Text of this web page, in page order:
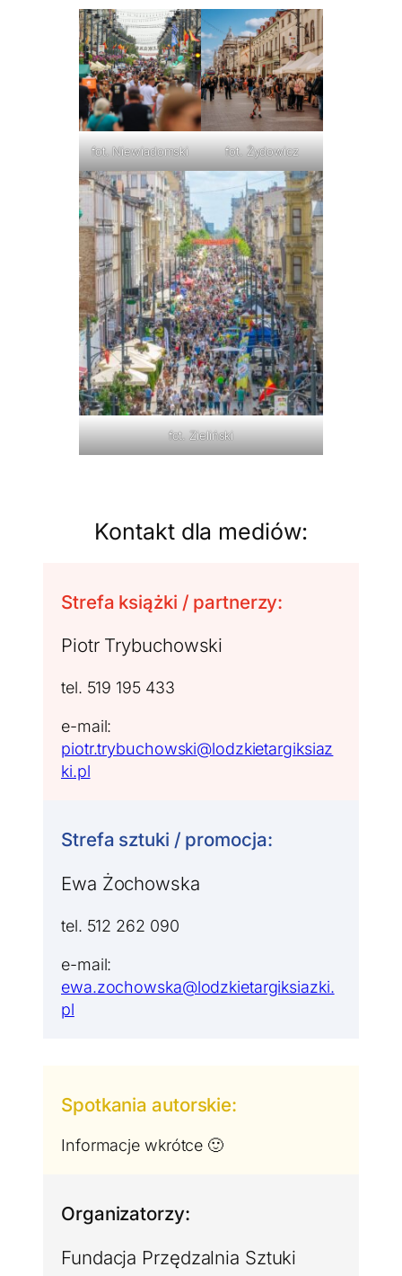
fot. Niewiadomski fot. Żydowicz
fot. Zieliński
Kontakt dla mediów:
Strefa książki / partnerzy:
Piotr Trybuchowski
tel. 519 195 433
e-mail:
piotr.trybuchowski@lodzkietargiksiaz
ki.pl
Strefa sztuki / promocja:
Ewa Żochowska
tel. 512 262 090
e-mail:
ewa.zochowska@lodzkietargiksiazki.
pl
Spotkania autorskie:
Informacje wkrótce 🙂
Organizatorzy:
Fundacja Przędzalnia Sztuki